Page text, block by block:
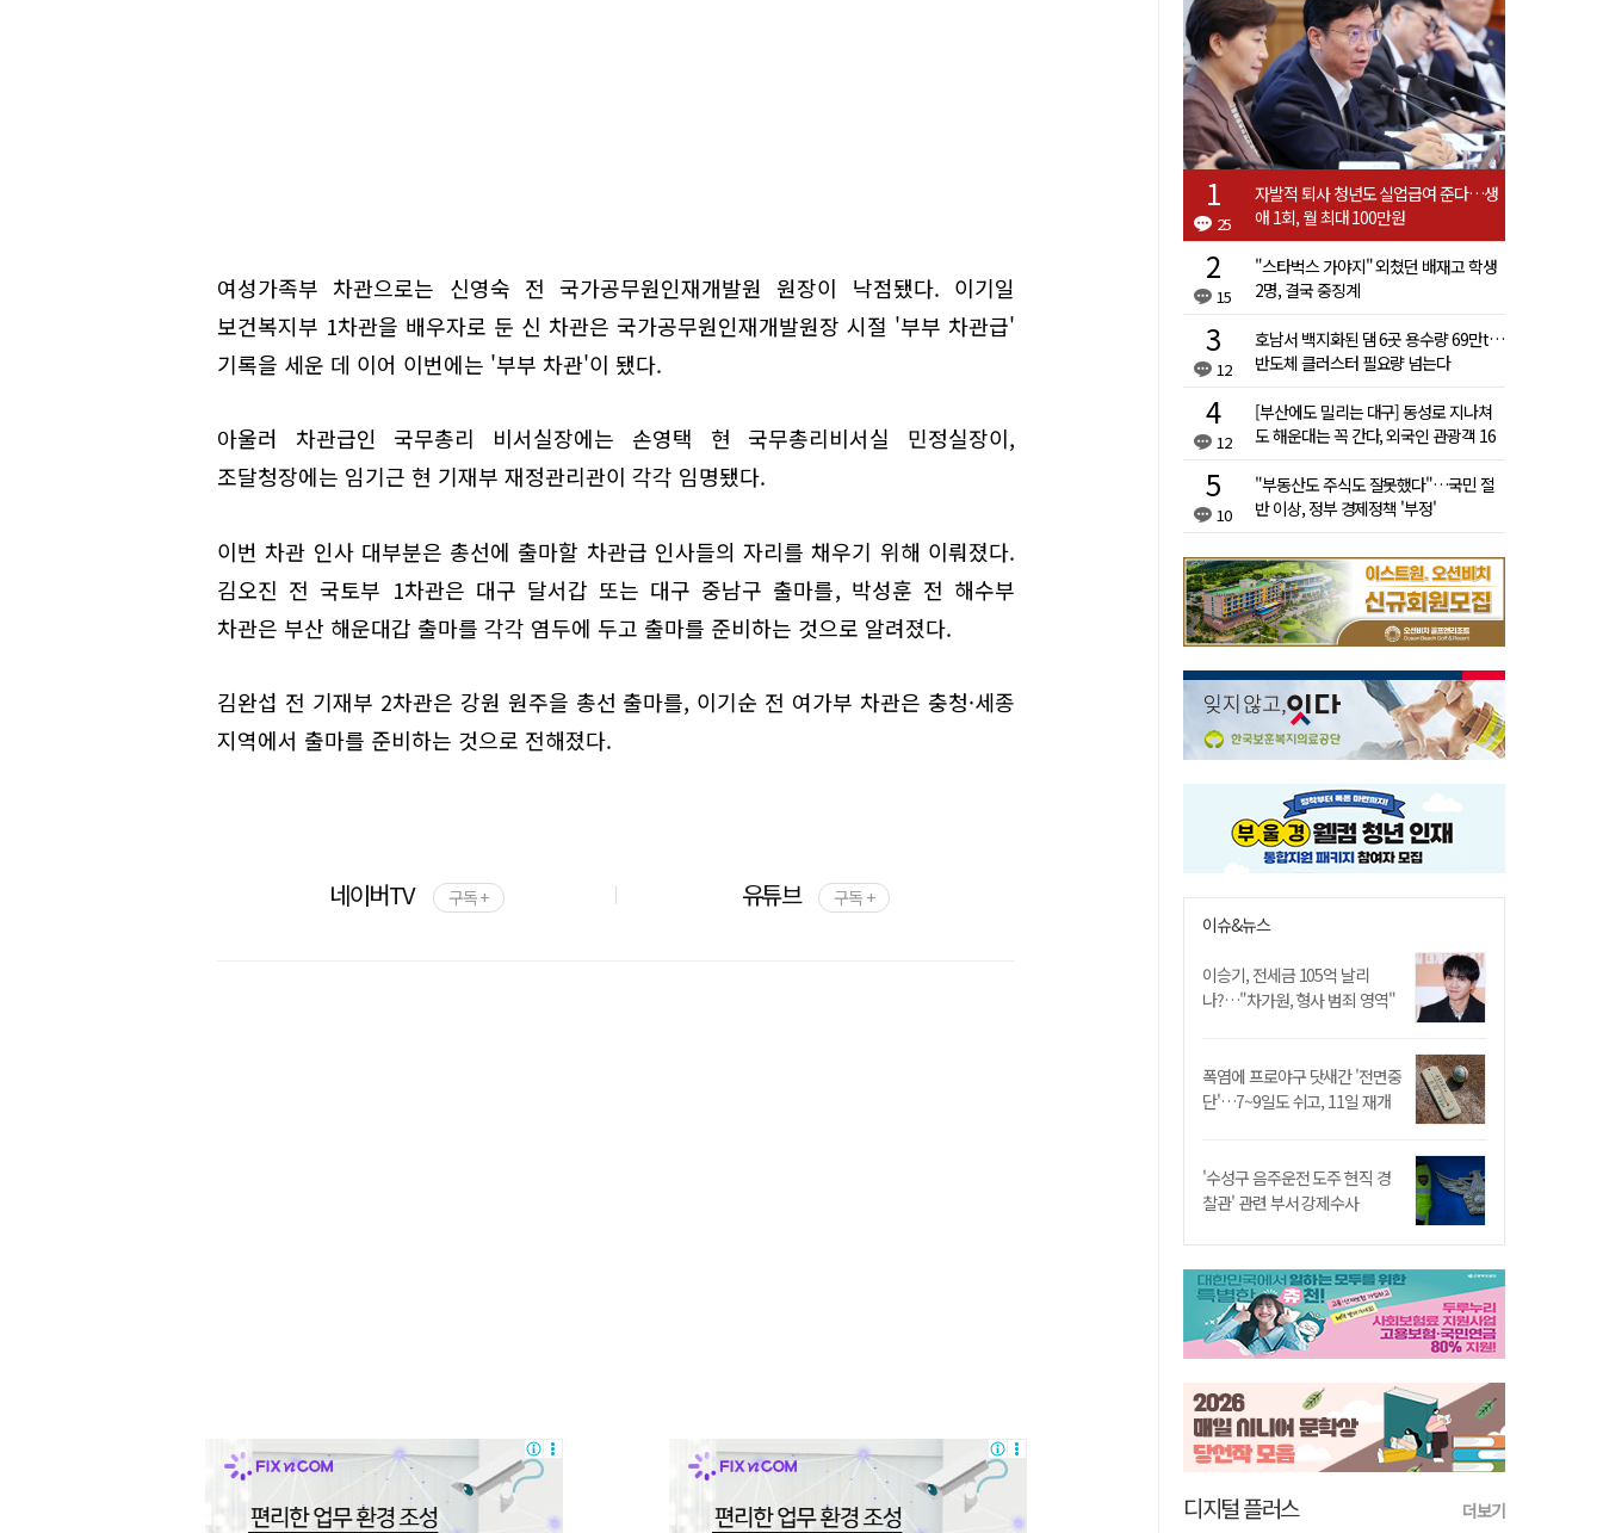
여성가족부 차관으로는 신영숙 전 국가공무원인재개발원 원장이 낙점됐다. 이기일
보건복지부 1차관을 배우자로 둔 신 차관은 국가공무원인재개발원장 시절 '부부 차관급'
기록을 세운 데 이어 이번에는 '부부 차관'이 됐다.
아울러 차관급인 국무총리 비서실장에는 손영택 현 국무총리비서실 민정실장이,
조달청장에는 임기근 현 기재부 재정관리관이 각각 임명됐다.
이번 차관 인사 대부분은 총선에 출마할 차관급 인사들의 자리를 채우기 위해 이뤄졌다.
김오진 전 국토부 1차관은 대구 달서갑 또는 대구 중남구 출마를, 박성훈 전 해수부
차관은 부산 해운대갑 출마를 각각 염두에 두고 출마를 준비하는 것으로 알려졌다.
김완섭 전 기재부 2차관은 강원 원주을 총선 출마를, 이기순 전 여가부 차관은 충청·세종
지역에서 출마를 준비하는 것으로 전해졌다.
네이버TV 구독 + 유튜브 구독 +
25
자발적 퇴사 청년도 실업급여 준다…생
애 1회, 월 최대 100만원
15
"스타벅스 가야지" 외쳤던 배재고 학생
2명, 결국 중징계
12
호남서 백지화된 댐 6곳 용수량 69만t…
반도체 클러스터 필요량 넘는다
12
[부산에도 밀리는 대구] 동성로 지나쳐
도 해운대는 꼭 간다, 외국인 관광객 16
10
"부동산도 주식도 잘못했다"…국민 절
반 이상, 정부 경제정책 '부정'
이슈&뉴스
이승기, 전세금 105억 날리
나?…"차가원, 형사 범죄 영역"
폭염에 프로야구 닷새간 '전면중
단'…7~9일도 쉬고, 11일 재개
'수성구 음주운전 도주 현직 경
찰관' 관련 부서 강제수사
디지털 플러스 더보기